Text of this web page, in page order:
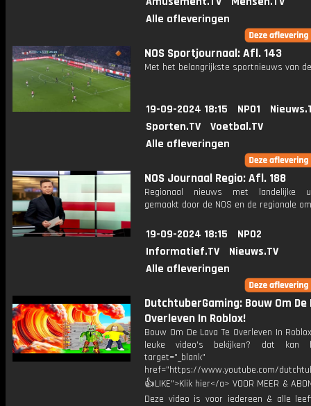
Alle afleveringen
NOS Sportjournaal: Afl. 143
Met het belangrijkste sportnieuws van
19-09-2024 18:15 NPO1
Sporten.TV
Voetbal.TV
Alle afleveringen
NOS Journaal Regio: Afl. 188
Regionaal nieuws met landelijke
gemaakt door de NOS en de regionale
19-09-2024 18:15
NPO2
Informatief.TV
Nieuws.TV
Alle afleveringen
DutchtuberGaming: Bouw Om De
Overleven In Roblox!
Bouw Om De Lava Te Overleven In
leuke video's bekijken? dat kan
target="_blank"
href="https://www.youtube.com/
👍LIKE">Klik hier</a> VOOR MEER &
Deze video is voor iedereen & alle